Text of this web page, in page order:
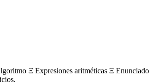
Ξ Expresiones aritméticas Ξ